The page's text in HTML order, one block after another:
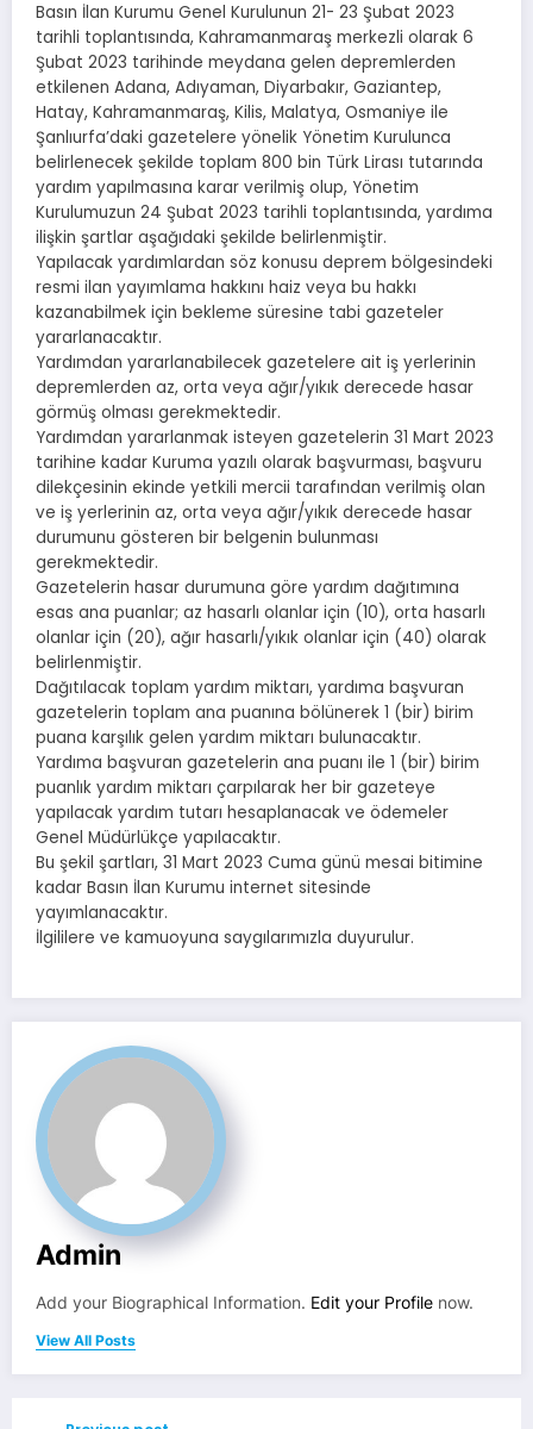
Basın İlan Kurumu Genel Kurulunun 21- 23 Şubat 2023
tarihli toplantısında, Kahramanmaraş merkezli olarak 6
Şubat 2023 tarihinde meydana gelen depremlerden
etkilenen Adana, Adıyaman, Diyarbakır, Gaziantep,
Hatay, Kahramanmaraş, Kilis, Malatya, Osmaniye ile
Şanlıurfa’daki gazetelere yönelik Yönetim Kurulunca
belirlenecek şekilde toplam 800 bin Türk Lirası tutarında
yardım yapılmasına karar verilmiş olup, Yönetim
Kurulumuzun 24 Şubat 2023 tarihli toplantısında, yardıma
ilişkin şartlar aşağıdaki şekilde belirlenmiştir.
Yapılacak yardımlardan söz konusu deprem bölgesindeki
resmi ilan yayımlama hakkını haiz veya bu hakkı
kazanabilmek için bekleme süresine tabi gazeteler
yararlanacaktır.
Yardımdan yararlanabilecek gazetelere ait iş yerlerinin
depremlerden az, orta veya ağır/yıkık derecede hasar
görmüş olması gerekmektedir.
Yardımdan yararlanmak isteyen gazetelerin 31 Mart 2023
tarihine kadar Kuruma yazılı olarak başvurması, başvuru
dilekçesinin ekinde yetkili mercii tarafından verilmiş olan
ve iş yerlerinin az, orta veya ağır/yıkık derecede hasar
durumunu gösteren bir belgenin bulunması
gerekmektedir.
Gazetelerin hasar durumuna göre yardım dağıtımına
esas ana puanlar; az hasarlı olanlar için (10), orta hasarlı
olanlar için (20), ağır hasarlı/yıkık olanlar için (40) olarak
belirlenmiştir.
Dağıtılacak toplam yardım miktarı, yardıma başvuran
gazetelerin toplam ana puanına bölünerek 1 (bir) birim
puana karşılık gelen yardım miktarı bulunacaktır.
Yardıma başvuran gazetelerin ana puanı ile 1 (bir) birim
puanlık yardım miktarı çarpılarak her bir gazeteye
yapılacak yardım tutarı hesaplanacak ve ödemeler
Genel Müdürlükçe yapılacaktır.
Bu şekil şartları, 31 Mart 2023 Cuma günü mesai bitimine
kadar Basın İlan Kurumu internet sitesinde
yayımlanacaktır.
İlgililere ve kamuoyuna saygılarımızla duyurulur.
Admin
Add your Biographical Information. Edit your Profile now.
View All Posts